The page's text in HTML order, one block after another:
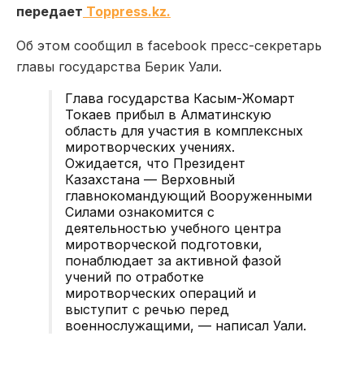
передает Toppress.kz.
Об этом сообщил в facebook пресс-секретарь
главы государства Берик Уали.
Глава государства Касым-Жомарт
Токаев прибыл в Алматинскую
область для участия в комплексных
миротворческих учениях.
Ожидается, что Президент
Казахстана — Верховный
главнокомандующий Вооруженными
Силами ознакомится с
деятельностью учебного центра
миротворческой подготовки,
понаблюдает за активной фазой
учений по отработке
миротворческих операций и
выступит с речью перед
военнослужащими, — написал Уали.